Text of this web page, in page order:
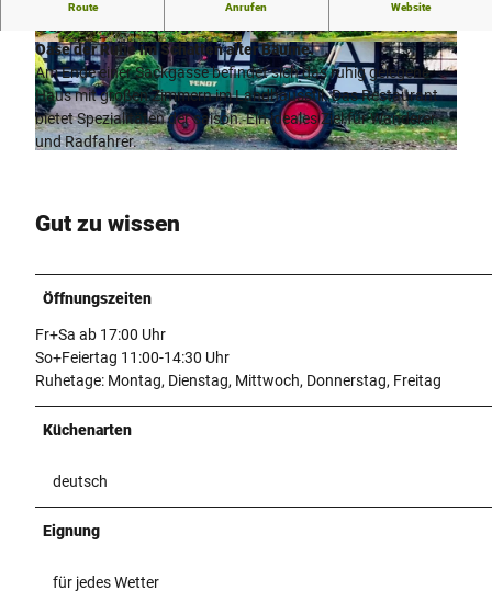
© Gasthof zur Niedermühle © Gasthof zur Niedermühle
Route Anrufen Website
Oase der Ruhe im Schatten alter Bäume.
Am Ende einer Sackgasse befindet sich das ruhig gelegene
Haus mit großen Zimmern im Landhausstil. Das Restaurant
bietet Spezialitäten der saison. Ein ideales Ziel für Wanderer
und Radfahrer.
Gut zu wissen
Öffnungszeiten
Fr+Sa ab 17:00 Uhr
So+Feiertag 11:00-14:30 Uhr
Ruhetage: Montag, Dienstag, Mittwoch, Donnerstag, Freitag
Küchenarten
deutsch
Eignung
für jedes Wetter